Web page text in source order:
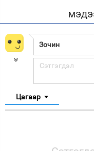
Цагаар